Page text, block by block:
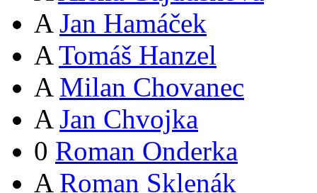
A Jan Hamáček
A Tomáš Hanzel
A Milan Chovanec
A Jan Chvojka
0 Roman Onderka
A Roman Sklenák